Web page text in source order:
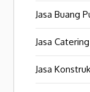
Jasa Buang
Jasa Catering
Jasa